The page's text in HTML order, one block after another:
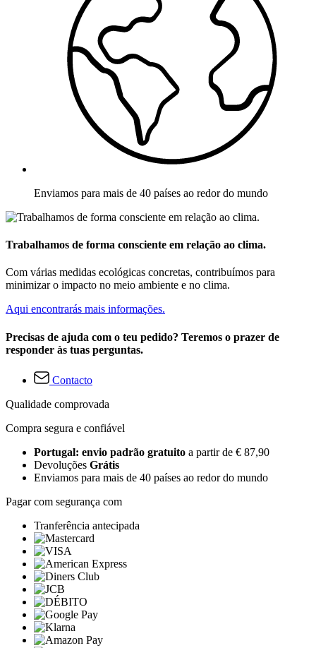
Enviamos para mais de 40 países ao redor do mundo
Trabalhamos de forma consciente em relação ao clima.
Com várias medidas ecológicas concretas, contribuímos para
minimizar o impacto no meio ambiente e no clima.
Aqui encontrarás mais informações.
Precisas de ajuda com o teu pedido? Teremos o prazer de
responder às tuas perguntas.
Contacto
Qualidade comprovada
Compra segura e confiável
Portugal: envio padrão gratuito a partir de € 87,90
Devoluções Grátis
Enviamos para mais de 40 países ao redor do mundo
Pagar com segurança com
Tranferência antecipada